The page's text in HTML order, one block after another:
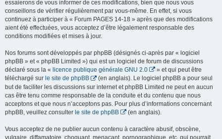
essaierons de vous informer de ces modifications, bien que nous vous
conseillons de vérifier régulièrement par vous-même. En effet, si vous
continuez à participer à « Forum PAGES 14-18 » après que des modifications
aient été effectuées, vous acceptez d’être légalement responsable des
conditions modifiées et mises à jour.
Nos forums sont développés par phpBB (désignés ci-après par « logiciel
phpBB » et « phpBB Limited ») qui est un logiciel de forum de discussions
déclaré sous la « licence publique générale GNU 2.0
» et qui peut être
téléchargé sur le site de phpBB
(en anglais). Le logiciel phpBB a pour seul
but de faciliter les discussions sur internet et phpBB Limited ne peut en aucun
cas être tenu comme responsable de la conduite et du contenu que nous
acceptons et que nous n’acceptons pas. Pour plus d’informations concernant
phpBB, veuillez consulter le site de phpBB (en anglais).
Vous acceptez de ne publier aucun contenu à caractère abusif, obscène,
vulgaire, diffamatoire, choquant, menaçant, pornographique, etc. qui pourrait